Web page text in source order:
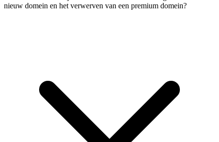
nieuw domein en het verwerven van een premium domein?